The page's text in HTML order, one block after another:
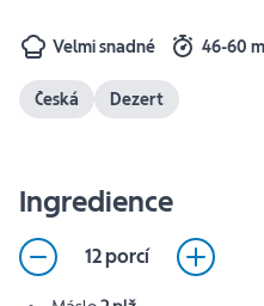
Velmi snadné 46-60
Česká Dezert
Ingredience
12 porcí